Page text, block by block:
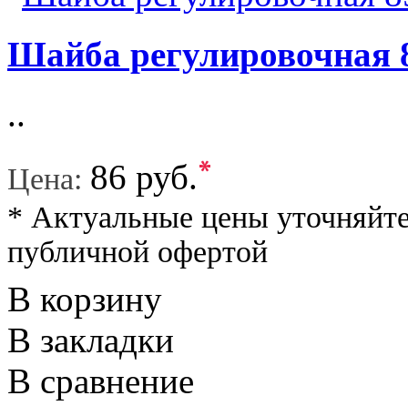
Шайба регулировочная
..
Цена: 86 руб.*
* Актуальные цены
публичной офертой
В корзину
В закладки
В сравнение